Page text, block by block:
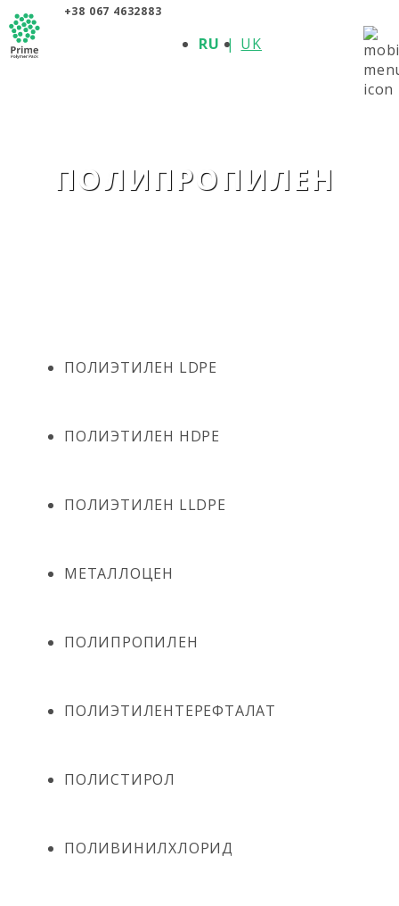
+38 067 4632883
RU UK
ПОЛИПРОПИЛЕН
ПОЛИЭТИЛЕН LDPE
ПОЛИЭТИЛЕН HDPE
ПОЛИЭТИЛЕН LLDPE
МЕТАЛЛОЦЕН
ПОЛИПРОПИЛЕН
ПОЛИЭТИЛЕНТЕРЕФТАЛАТ
ПОЛИСТИРОЛ
ПОЛИВИНИЛХЛОРИД
О КОМПАНИИ
ПРОДУКЦИЯ